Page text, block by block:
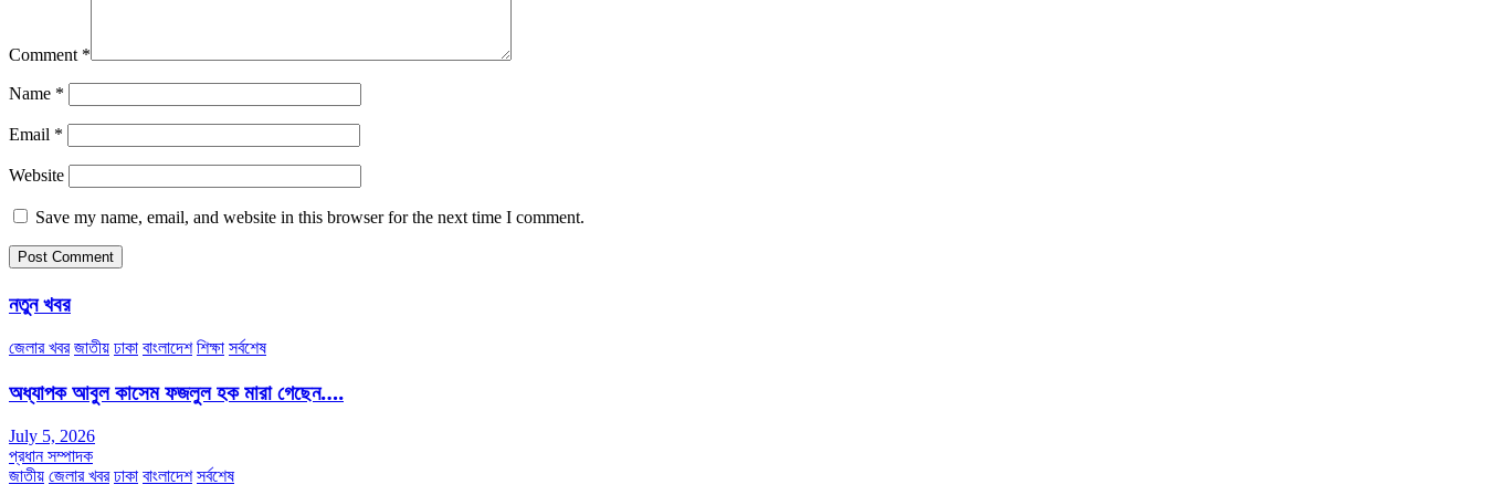
Comment *
Name *
Email *
Website
Save my name, email, and website in this browser for the next time I comment.
নতুন খবর
জেলার খবর জাতীয় ঢাকা বাংলাদেশ শিক্ষা সর্বশেষ
অধ্যাপক আবুল কাসেম ফজলুল হক মারা গেছেন….
July 5, 2026
প্রধান সম্পাদক
জাতীয় জেলার খবর ঢাকা বাংলাদেশ সর্বশেষ